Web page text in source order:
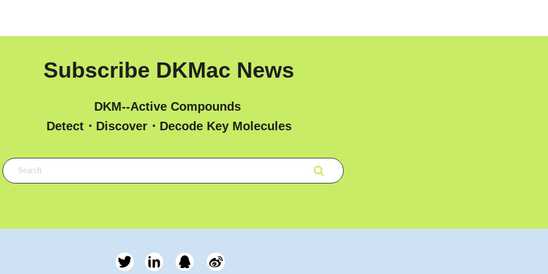
Subscribe DKMac News
DKM--Active Compounds
Detect・Discover・Decode Key Molecules